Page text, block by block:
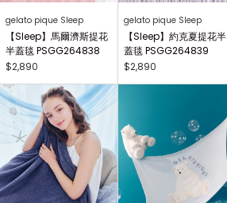
gelato pique Sleep
【Sleep】馬爾濟斯提花
半蓋毯 PSGG264838
$2,890
gelato pique Sleep
【Sleep】約克夏提花半
蓋毯 PSGG264839
$2,890